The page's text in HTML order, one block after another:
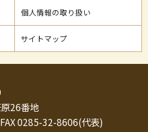
個人情報の取り扱い
サイトマップ
26番地
0285-32-8606(代表)